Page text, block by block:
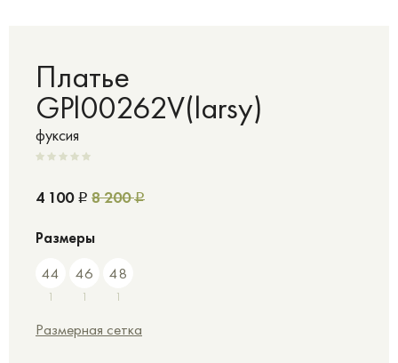
Платье
GPl00262V(larsy)
фуксия
4 100 Р 8 200Р
Размеры
44
1
46
1
48
1
Размерная сетка